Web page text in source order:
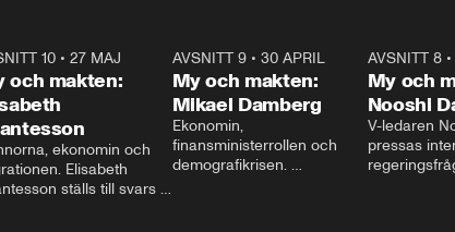
10 •27 MAJ
och makten:
ekonomin och
Elisabeth
ställs till svars
AVSNITT 9• 30 APRIL
My och makten:
Mikael Damberg
Ekonomin,
finansministerrollen och
demografikrisen.
AVSNITT 8•
My och
Nooshi
V-ledaren
pressas